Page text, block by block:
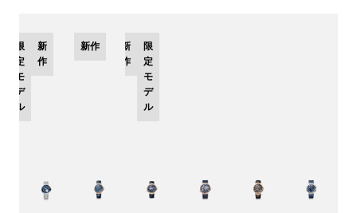
限
定
モ
デ
ル
新
作
新作
新
作
限
定
モ
デ
ル